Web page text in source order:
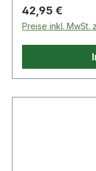
Regulärer Preis:
42,95 €
Preise inkl. MwSt.